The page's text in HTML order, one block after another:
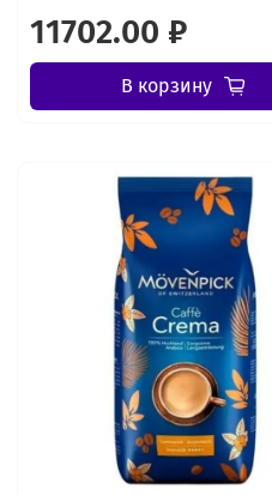
11702.00 ₽
В корзину